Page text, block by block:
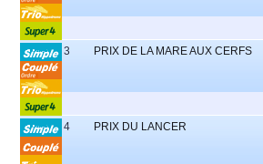
3 PRIX DE LA MARE AUX CERFS
4 PRIX DU LANCER